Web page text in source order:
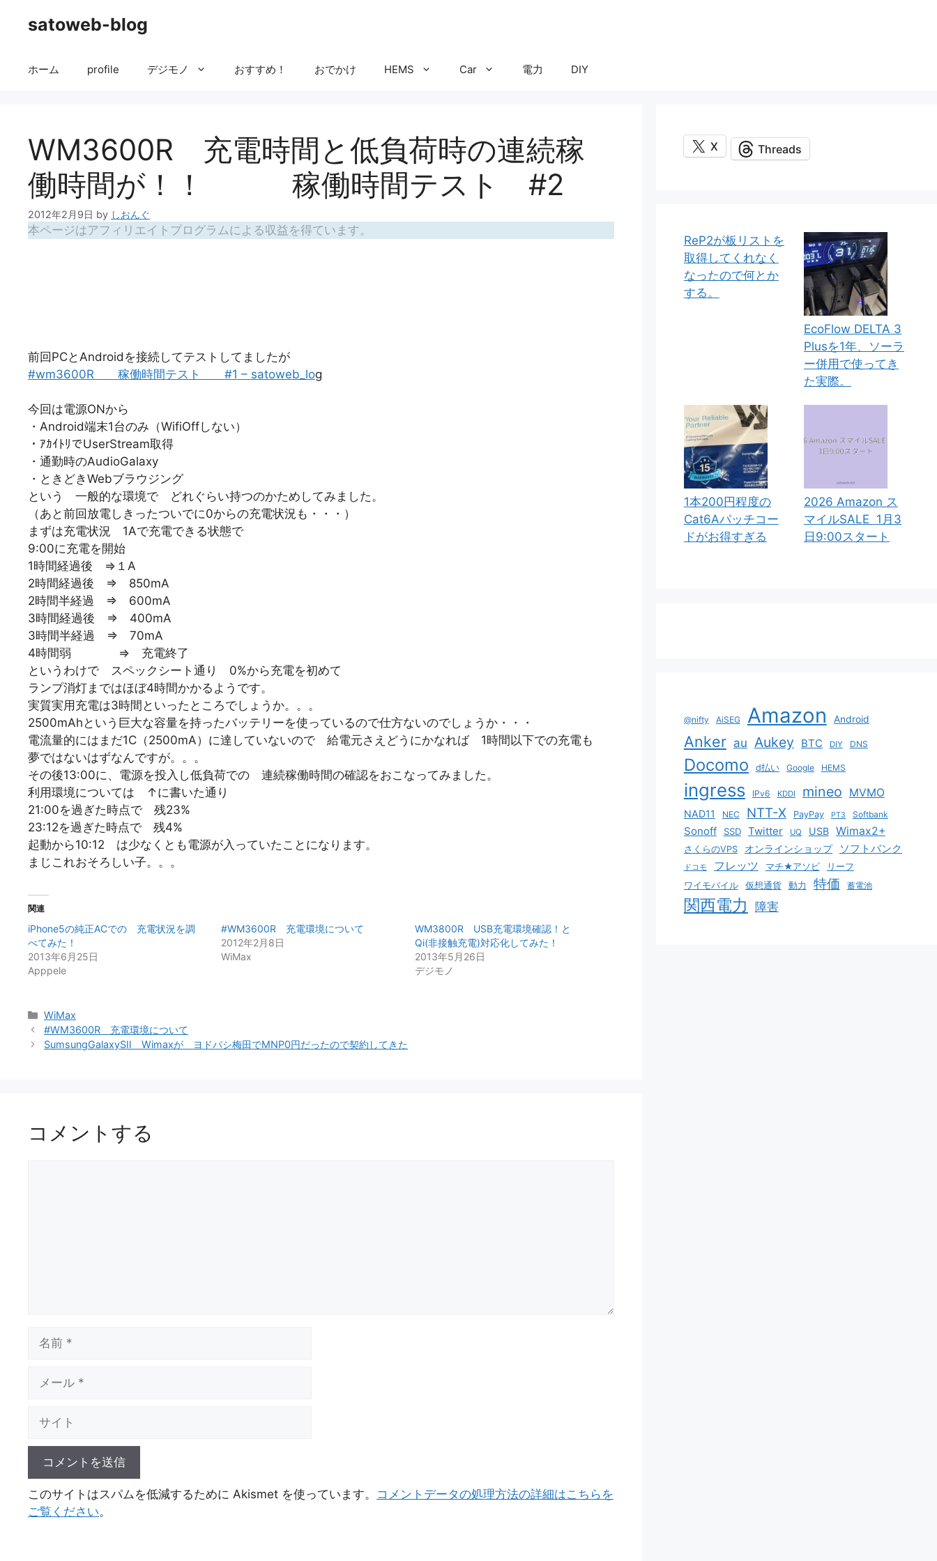
satoweb-blog
ホーム profile デジモノ おすすめ！ おでかけ HEMS Car 電力 DIY
WM3600R 充電時間と低負荷時の連続稼
働時間が！！ 稼働時間テスト #2
2012年2月9日 by しおんぐ
本ページはアフィリエイトプログラムによる収益を得ています。
前回PCとAndroidを接続してテストしてましたが
#wm3600R 稼働時間テスト #1 – satoweb_log
今回は電源ONから
・Android端末1台のみ（WifiOffしない）
・ｱｶｲﾄﾘでUserStream取得
・通勤時のAudioGalaxy
・ときどきWebブラウジング
という 一般的な環境で どれぐらい持つのかためしてみました。
（あと前回放電しきったついでに0からの充電状況も・・・）
まずは充電状況 1Aで充電できる状態で
9:00に充電を開始
1時間経過後 ⇒１A
2時間経過後 ⇒ 850mA
2時間半経過 ⇒ 600mA
3時間経過後 ⇒ 400mA
3時間半経過 ⇒ 70mA
4時間弱 ⇒ 充電終了
というわけで スペックシート通り 0%から充電を初めて
ランプ消灯まではほぼ4時間かかるようです。
実質実用充電は3時間といったところでしょうか。。。
2500mAhという巨大な容量を持ったバッテリーを使っているので仕方ないのでしょうか・・・
電流量的にはまだ1C（2500mA）に達していないので 給電元さえどうにかなれば 1時間以下での充電も
夢ではないはずなんですが。。。
その後13:00に、電源を投入し低負荷での 連続稼働時間の確認をおこなってみました。
利用環境については ↑に書いた通り
21:00を過ぎた時点で 残23%
23:12を過ぎた時点で 残4%
起動から10:12 は少なくとも電源が入っていたことになります。
まじこれおそろしい子。。。
関連
iPhone5の純正ACでの 充電状況を調
べてみた！
2013年6月25日
Apppele
#WM3600R 充電環境について
2012年2月8日
WiMax
WM3800R USB充電環境確認！と
Qi(非接触充電)対応化してみた！
2013年5月26日
デジモノ
カ
テ
ゴ
WiMax
#WM3600R 充電環境について
SumsungGalaxySⅡ Wimaxが ヨドバシ梅田でMNP0円だったので契約してきた
コメントする
ト
このサイトはスパムを低減するために Akismet を使っています。 コメントデータの処理方法の詳細はこちらを
ご覧ください。
X Threads
ReP2が板リストを
取得してくれなく
なったので何とか
する。
EcoFlow DELTA 3
Plusを1年、ソーラ
ー併用で使ってき
た実際。
1本200円程度の
Cat6Aパッチコー
ドがお得すぎる
2026 Amazon ス
マイルSALE 1月3
日9:00スタート
@nifty AiSEG Amazon Android
Anker au Aukey BTC DIY DNS
Docomo d払い Google HEMS
ingress IPv6 KDDI mineo MVMO
NAD11 NEC NTT-X PayPay PT3 Softbank
Sonoff SSD Twitter UQ USB Wimax2+
さくらのVPS オンラインショップ ソフトバンク
ドコモ フレッツ マチ★アソビ
リーフ
ワイモバイル
仮想通貨 動力 特価 蓄電池
関西電力 障害